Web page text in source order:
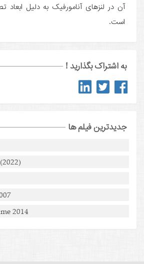
آن در لنزهای آنامورفیک به دلیل ابعاد
است.
به اشتراک بگذارید !
جدیدترین فیلم ها
2014